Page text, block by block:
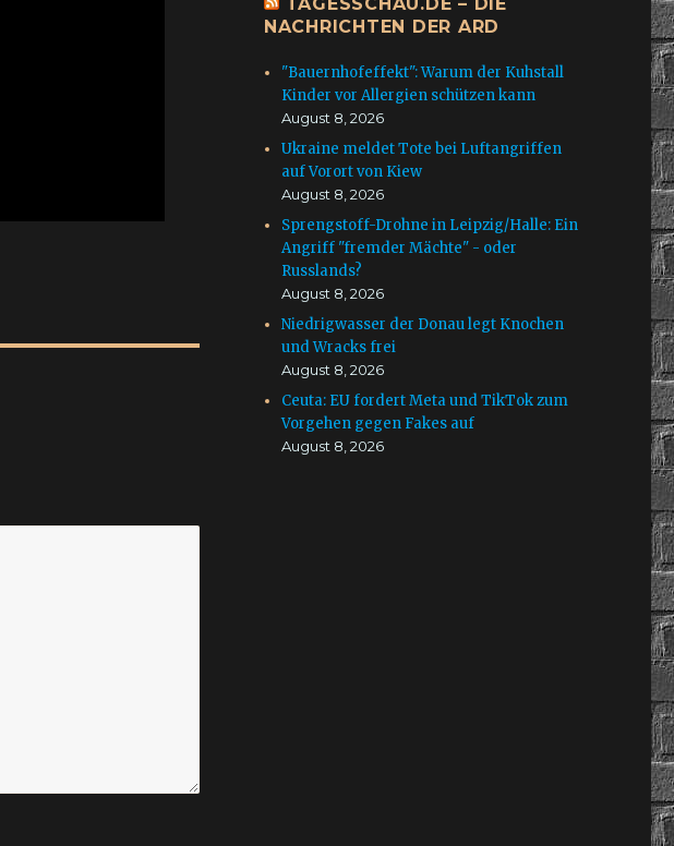
NACHRICHTEN DER ARD
"Bauernhofeffekt": Warum der Kuhstall
Kinder vor Allergien schützen kann
August 8, 2026
Ukraine meldet Tote bei Luftangriffen
auf Vorort von Kiew
August 8, 2026
Sprengstoff-Drohne in Leipzig/Halle: Ein
Angriff "fremder Mächte" - oder
Russlands?
August 8, 2026
Niedrigwasser der Donau legt Knochen
und Wracks frei
August 8, 2026
Ceuta: EU fordert Meta und TikTok zum
Vorgehen gegen Fakes auf
August 8, 2026